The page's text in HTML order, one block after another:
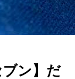
ブン】だ